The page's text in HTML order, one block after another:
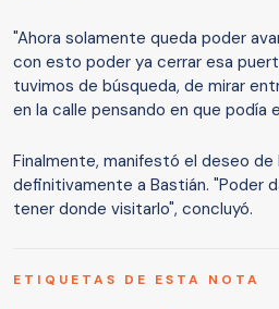
"Ahora solamente queda poder
con esto poder ya cerrar esa
tuvimos de búsqueda, de mirar
en la calle pensando en que podía
Finalmente, manifestó el deseo de
definitivamente a Bastián. "Poder
tener donde visitarlo", concluyó.
ETIQUETAS DE ESTA NOTA